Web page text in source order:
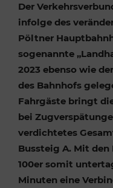
Der
infolge des
Pöltner
sogenannte
2023 ebenso wie
des Bahnhofs
Fahrgäste bringt
bei
verdichtetes
Bussteig A. Mit
100er somit
Minuten eine